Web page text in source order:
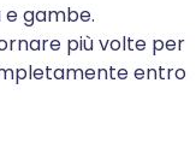
gambe.
più volte per
entro